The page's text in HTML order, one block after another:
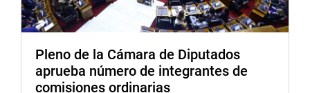
Pleno de la Cámara de Diputados
aprueba número de integrantes de
comisiones ordinarias